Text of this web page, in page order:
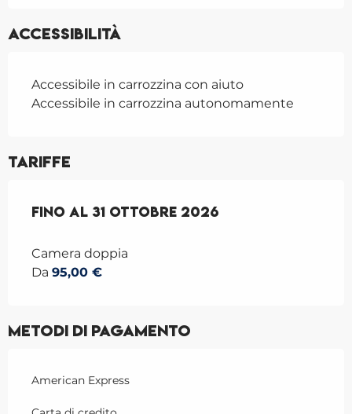
Accessibilità
Accessibile in carrozzina con aiuto
Accessibile in carrozzina autonomamente
Tariffe
Dal1 settembre 2025al
Fino al 31 ottobre 2026
Camera doppia
Da 95,00 €
Metodi di pagamento
American Express